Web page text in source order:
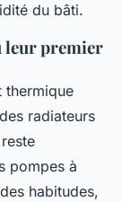
du bâti.
leur premier
thermique
radiateurs
pompes à
habitudes,